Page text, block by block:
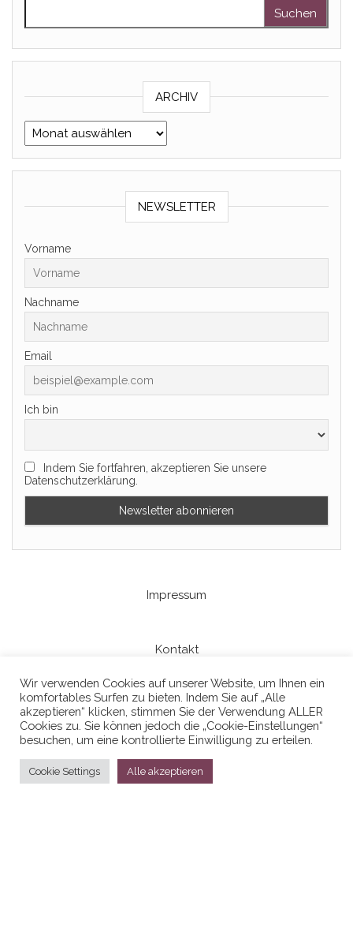
ARCHIV
Archiv
NEWSLETTER
Vorname
Nachname
Email
Ich bin
Indem Sie fortfahren, akzeptieren Sie unsere
Datenschutzerklärung.
Impressum
Kontakt
Datenschutzerklaerung
Stolz präsentiert vonWordPress
Wir verwenden Cookies auf unserer Website, um Ihnen ein
komfortables Surfen zu bieten. Indem Sie auf „Alle
akzeptieren“ klicken, stimmen Sie der Verwendung ALLER
Cookies zu. Sie können jedoch die „Cookie-Einstellungen“
besuchen, um eine kontrollierte Einwilligung zu erteilen.
Cookie Settings Alle akzeptieren